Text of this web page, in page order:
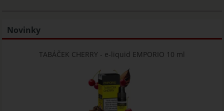
Novinky
TABÁČEK CHERRY - e-liquid EMPORIO 10 ml